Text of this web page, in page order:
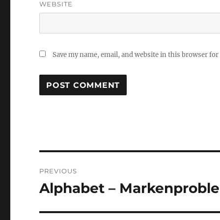
WEBSITE
Save my name, email, and website in this browser
navigation
PREVIOUS
Previous
Alphabet –